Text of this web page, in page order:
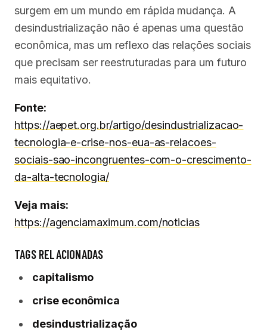
surgem em um mundo em rápida mudança. A
desindustrialização não é apenas uma questão
econômica, mas um reflexo das relações sociais
que precisam ser reestruturadas para um futuro
mais equitativo.
Fonte:
https://aepet.org.br/artigo/desindustrializacao-
tecnologia-e-crise-nos-eua-as-relacoes-
sociais-sao-incongruentes-com-o-crescimento-
da-alta-tecnologia/
Veja mais:
https://agenciamaximum.com/noticias
TAGS RELACIONADAS
capitalismo
crise econômica
desindustrialização